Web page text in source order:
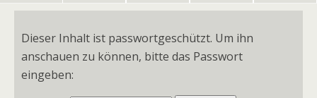
Dieser Inhalt ist passwortgeschützt. Um ihn
anschauen zu können, bitte das Passwort
eingeben: